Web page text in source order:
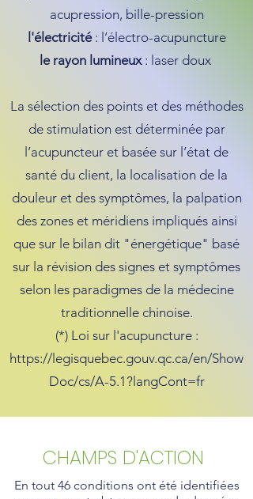
acupression, bille-pression
l'électricité: l’électro-acupuncture
le rayon lumineux: laser doux
La sélection des points et des méthodes
de stimulation est déterminée par
l’acupuncteur et basée sur l’état de
santé du client, la localisation de la
douleur et des symptômes, la palpation
des zones et méridiens impliqués ainsi
que sur le bilan dit "énergétique" basé
sur la révision des signes et symptômes
selon les paradigmes de la médecine
traditionnelle chinoise.
(*) Loi sur l'acupuncture :
https://legisquebec.gouv.qc.ca/en/Show
Doc/cs/A-5.1?langCont=fr
CHAMPS D'ACTION
En tout 46 conditions ont été identifiées